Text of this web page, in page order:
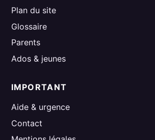
Plan du site
Glossaire
Parents
Ados & jeunes
IMPORTANT
Aide & urgence
Contact